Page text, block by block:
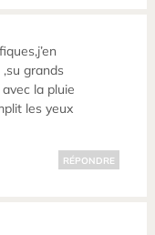
grands
la pluie
les yeux
RÉPONDRE